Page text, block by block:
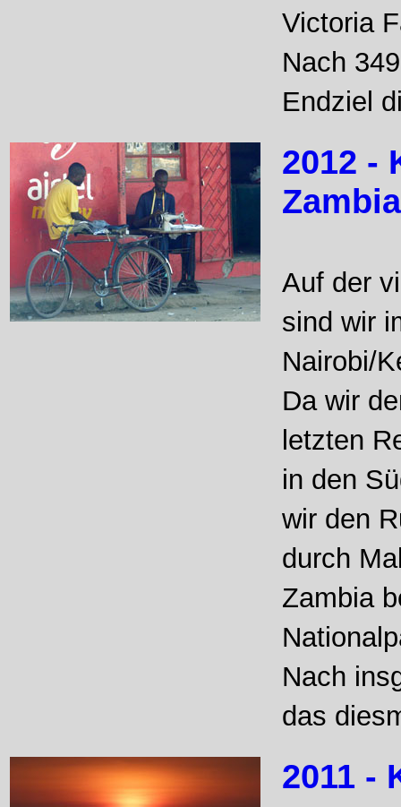
Victoria
Nach
Endziel
2012 -
Zambia
Auf der
sind wir
Nairobi/
Da wir
letzten
in den
wir den
durch
Zambia
Nach
das
2011 -